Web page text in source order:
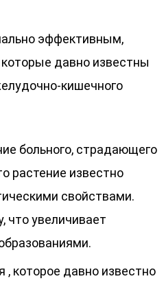
эффективным,
давно известны
кишечного
больного, страдающего
растение известно
свойствами.
что увеличивает
которое давно известно